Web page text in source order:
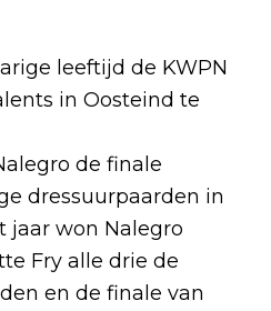
leeftijd de KWPN
in Oosteind te
de finale
dressuurpaarden in
jaar won Nalegro
Fry alle drie de
en de finale van